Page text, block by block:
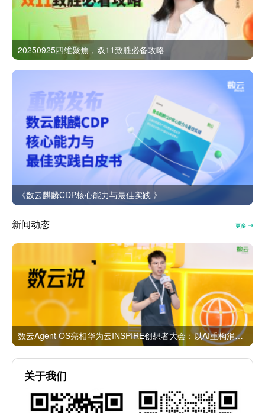
20250925四维聚焦，双11致胜必备攻略
《数云麒麟CDP核心能力与最佳实践 》
新闻动态 更多
数云Agent OS亮相华为云INSPIRE创想者大会：以AI重构消费者运营与零售营销新范式
关于我们